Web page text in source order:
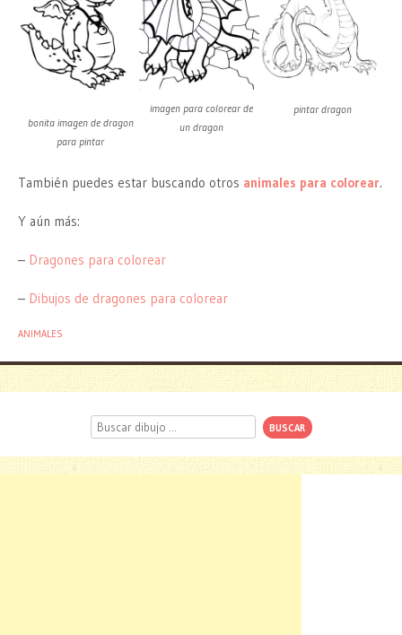
bonita imagen de dragon
para pintar
imagen para colorear de
un dragon
pintar dragon
También puedes estar buscando otros animales para colorear.
Y aún más:
– Dragones para colorear
– Dibujos de dragones para colorear
ANIMALES
Buscar